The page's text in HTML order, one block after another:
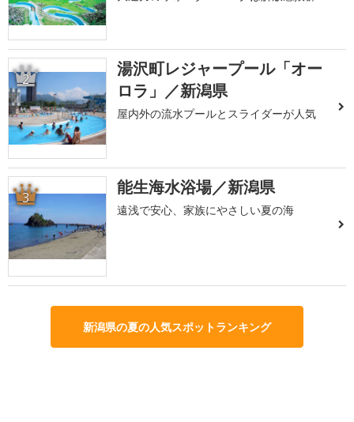
2
湯沢町レジャープール「オー
ロラ」／新潟県
屋内外の流水プールとスライダーが人気
3 能生海水浴場／新潟県
遠浅で安心、家族にやさしい夏の海
新潟県の夏の人気スポットランキング